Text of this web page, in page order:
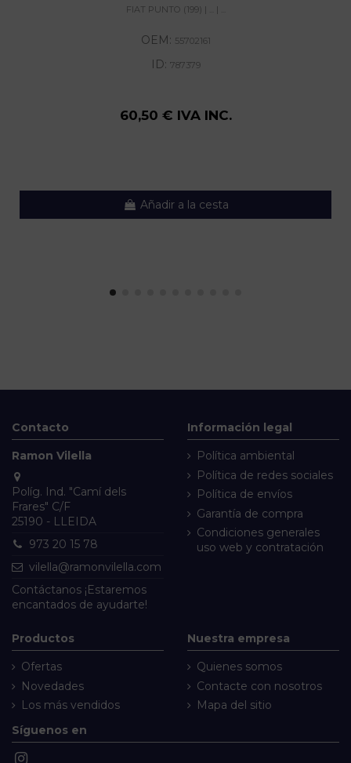
FIAT PUNTO (199) | ... | ...
OEM: 55702161
ID: 787379
60,50 € IVA INC.
Añadir a la cesta
Contacto
Ramon Vilella
Políg. Ind. "Camí dels
Frares" C/F
25190 - LLEIDA
973 20 15 78
vilella@ramonvilella.com
Contáctanos ¡Estaremos
encantados de ayudarte!
Información legal
Política ambiental
Política de redes sociales
Política de envíos
Garantía de compra
Condiciones generales
uso web y contratación
Productos
Ofertas
Novedades
Los más vendidos
Nuestra empresa
Quienes somos
Contacte con nosotros
Mapa del sitio
Síguenos en